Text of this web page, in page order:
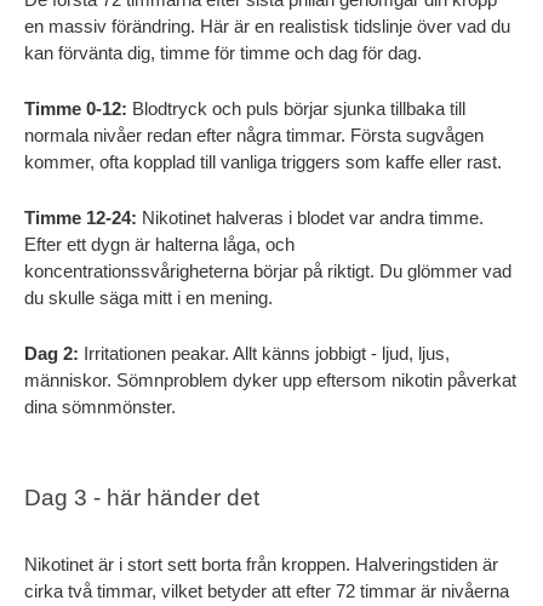
en massiv förändring. Här är en realistisk tidslinje över vad du
kan förvänta dig, timme för timme och dag för dag.
Timme 0-12: Blodtryck och puls börjar sjunka tillbaka till
normala nivåer redan efter några timmar. Första sugvågen
kommer, ofta kopplad till vanliga triggers som kaffe eller rast.
Timme 12-24: Nikotinet halveras i blodet var andra timme.
Efter ett dygn är halterna låga, och
koncentrationssvårigheterna börjar på riktigt. Du glömmer vad
du skulle säga mitt i en mening.
Dag 2: Irritationen peakar. Allt känns jobbigt - ljud, ljus,
människor. Sömnproblem dyker upp eftersom nikotin påverkat
dina sömnmönster.
Dag 3 - här händer det
Nikotinet är i stort sett borta från kroppen. Halveringstiden är
cirka två timmar, vilket betyder att efter 72 timmar är nivåerna